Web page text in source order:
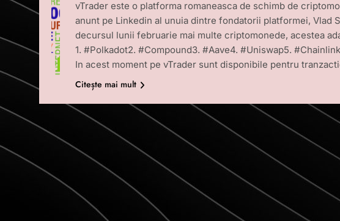
vTrader este o platforma romaneasca de schimb de
anunt pe Linkedin al unuia dintre fondatorii platformei, Vlad
decursul lunii februarie mai multe criptomonede, acestea
1. #Polkadot2. #Compound3. #Aave4. #Uniswap5.
In acest moment pe vTrader sunt disponibile pentru
Citește mai mult